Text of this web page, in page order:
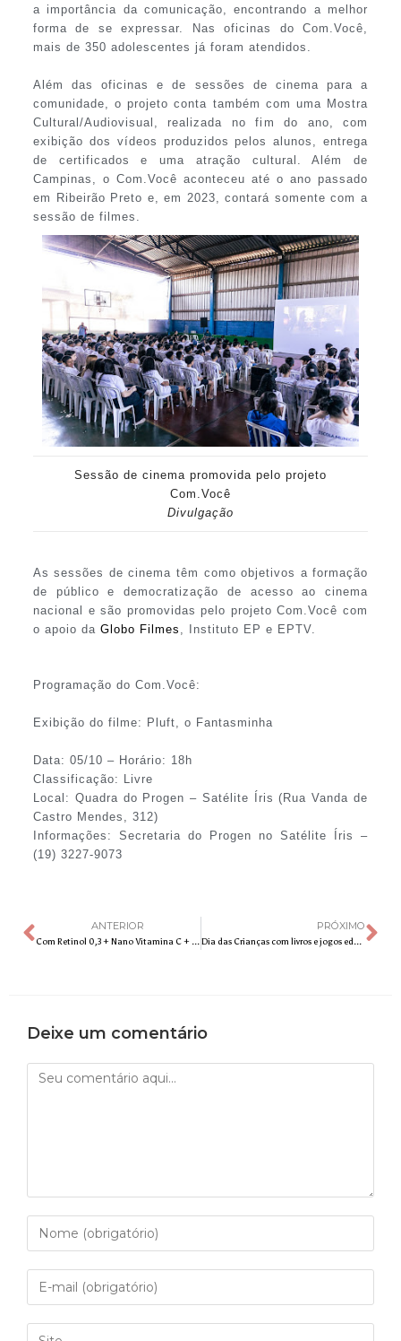
a importância da comunicação, encontrando a melhor
forma de se expressar. Nas oficinas do Com.Você,
mais de 350 adolescentes já foram atendidos.
Além das oficinas e de sessões de cinema para a
comunidade, o projeto conta também com uma Mostra
Cultural/Audiovisual, realizada no fim do ano, com
exibição dos vídeos produzidos pelos alunos, entrega
de certificados e uma atração cultural. Além de
Campinas, o Com.Você aconteceu até o ano passado
em Ribeirão Preto e, em 2023, contará somente com a
sessão de filmes.
Sessão de cinema promovida pelo projeto
Com.Você
Divulgação
As sessões de cinema têm como objetivos a formação
de público e democratização de acesso ao cinema
nacional e são promovidas pelo projeto Com.Você com
o apoio da Globo Filmes , Instituto EP e EPTV.
Programação do Com.Você:
Exibição do filme: Pluft, o Fantasminha
Data: 05/10 – Horário: 18h
Classificação: Livre
Local: Quadra do Progen – Satélite Íris (Rua Vanda de
Castro Mendes, 312)
Informações: Secretaria do Progen no Satélite Íris –
(19) 3227-9073
ANTERIOR
Com Retinol 0,3 + Nano Vitamina C + Epion + Phloretin, Retinol é o creme de tratamento anti-idade intensivo da Creamy
PRÓXIMO
Dia das Crianças com livros e jogos educativos: Editora MOL prepara lista com 5 sugestões de presentes
Deixe um comentário